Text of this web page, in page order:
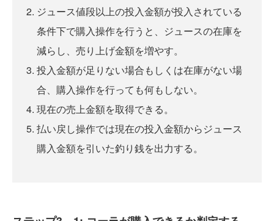
ジュース値段以上の投入金額が投入されている
条件下で購入操作を行うと、ジュースの在庫を
減らし、売り上げ金額を増やす。
投入金額が足りない場合もしくは在庫がない場
合、購入操作を行っても何もしない。
現在の売上金額を取得できる。
払い戻し操作では現在の投入金額からジュース
購入金額を引いた釣り銭を出力する。